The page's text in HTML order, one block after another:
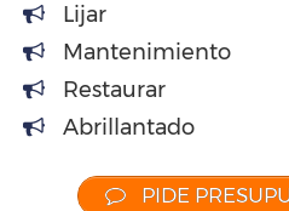
Lijar
Mantenimiento
Restaurar
Abrillantado
PIDE